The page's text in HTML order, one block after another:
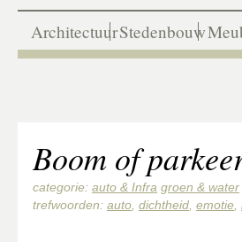
ArchitectuurStedenbouw
Boom of
categorie: auto & Infra groen & water
trefwoorden: auto dichtheid emotie